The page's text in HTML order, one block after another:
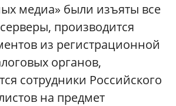
медиа» были изъяты все
производится
из регистрационной
органов,
сотрудники Российского
на предмет